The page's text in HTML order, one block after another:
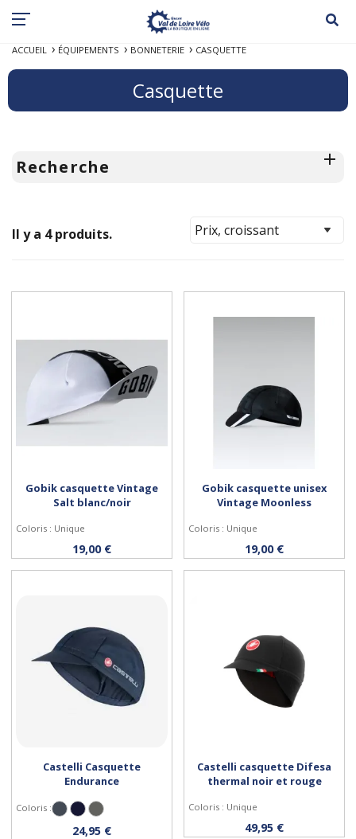
ACCUEIL ÉQUIPEMENTS BONNETERIE CASQUETTE
Casquette
Recherche
Il y a 4 produits.
Acheter
Gobik casquette Vintage
Salt blanc/noir
Coloris : Unique
19,00 € Acheter
Gobik casquette unisex
Vintage Moonless
Coloris : Unique
19,00 €
Personnaliser
Castelli Casquette
Endurance
Coloris : Noir Bleu FoncéGris Forêt
24,95 € Acheter
Castelli casquette Difesa
thermal noir et rouge
Coloris : Unique
49,95 €